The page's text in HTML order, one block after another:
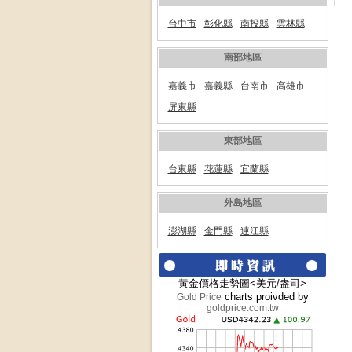
台中市 彰化縣 南投縣 雲林縣
南部地區
嘉義市 嘉義縣 台南市
高雄市
屏東縣
東部地區
台東縣 花蓮縣 宜蘭縣
外島地區
澎湖縣 金門縣 連江縣
黃金價格走勢圖<美元/盎司>
Gold Price charts proivded by
goldprice.com.tw